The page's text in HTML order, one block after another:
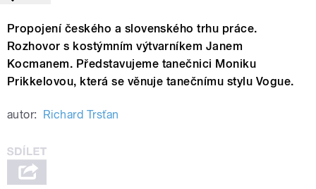
Propojení českého a slovenského trhu práce.
Rozhovor s kostýmním výtvarníkem Janem
Kocmanem. Představujeme tanečnici Moniku
Prikkelovou, která se věnuje tanečnímu stylu Vogue.
autor: Richard Trsťan